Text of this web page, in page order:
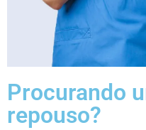
Procurando
repouso?